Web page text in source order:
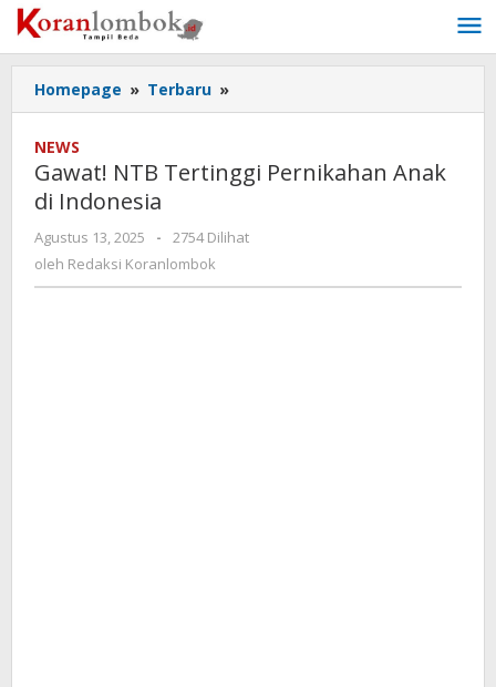
Lewati
ke
konten
Homepage » Terbaru »
NTB
Anak
Indonesia
NEWS
Gawat! NTB Tertinggi Pernikahan Anak
di Indonesia
Agustus 13, 2025
oleh
Redaksi
-
2754 Dilihat
oleh Redaksi Koranlombok